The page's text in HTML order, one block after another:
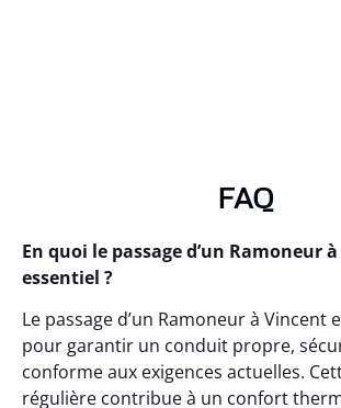
FAQ
En quoi le passage d’un Ramoneur
essentiel ?
Le passage d’un Ramoneur à Vincent
pour garantir un conduit propre,
conforme aux exigences actuelles.
régulière contribue à un confort